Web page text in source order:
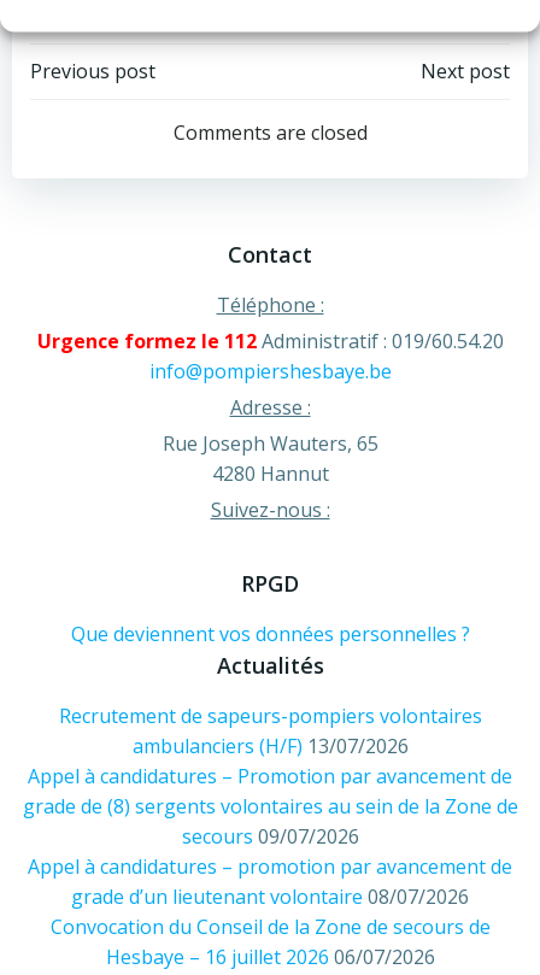
Post
navigation
Previous post
navigation
Next post
Comments are closed
Contact
Téléphone :
Urgence formez le 112Administratif : 019/60.54.20
info@pompiershesbaye.be
Adresse :
Rue Joseph Wauters, 65
4280 Hannut
Suivez-nous :
RPGD
Que deviennent vos données personnelles ?
Actualités
Recrutement de sapeurs-pompiers volontaires
ambulanciers (H/F) 13/07/2026
Appel à candidatures – Promotion par avancement de
grade de (8) sergents volontaires au sein de la Zone de
secours 09/07/2026
Appel à candidatures – promotion par avancement de
grade d’un lieutenant volontaire 08/07/2026
Convocation du Conseil de la Zone de secours de
Hesbaye – 16 juillet 2026 06/07/2026